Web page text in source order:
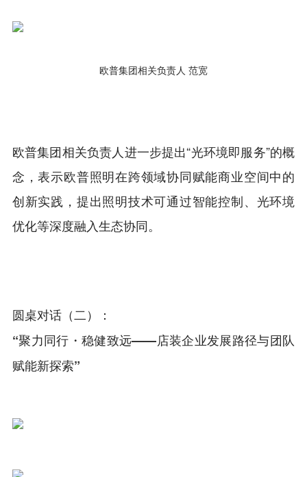
欧普集团相关负责人 范宽
欧普集团相关负责人进一步提出“光环境即服务”的概
念，表示欧普照明在跨领域协同赋能商业空间中的
创新实践，提出照明技术可通过智能控制、光环境
优化等深度融入生态协同。
圆桌对话（二）：
“聚力同行・稳健致远——店装企业发展路径与团队
赋能新探索”